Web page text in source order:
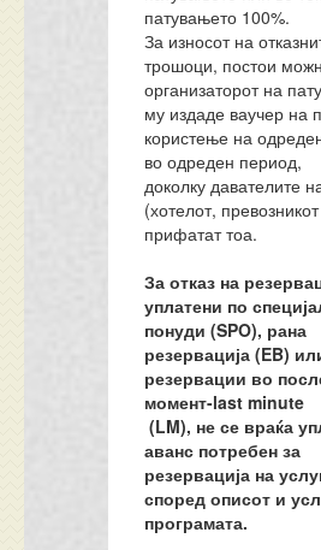
патувањето 100%.
За износот на
трошоци, постои
организаторот на
му издаде ваучер на
користење на
во одреден период,
доколку давателите
(хотелот,
прифатат тоа.
За отказ на
уплатени по
понуди (SPO), рана
резервација (EB)
резервации во
момент-last minute
(LM), не се враќа
аванс потребен за
резервација на
според описот и
програмата.